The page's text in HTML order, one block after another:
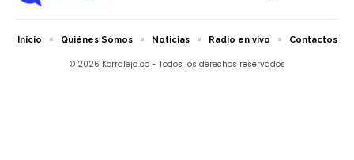
© 2026 Korraleja.co - Todos los derechos reservados
Inicio Quiénes Sómos Noticias Radio en vivo Contactos